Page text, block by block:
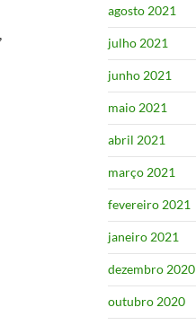
agosto 2021
julho 2021
junho 2021
maio 2021
abril 2021
março 2021
fevereiro 2021
janeiro 2021
dezembro 2020
outubro 2020